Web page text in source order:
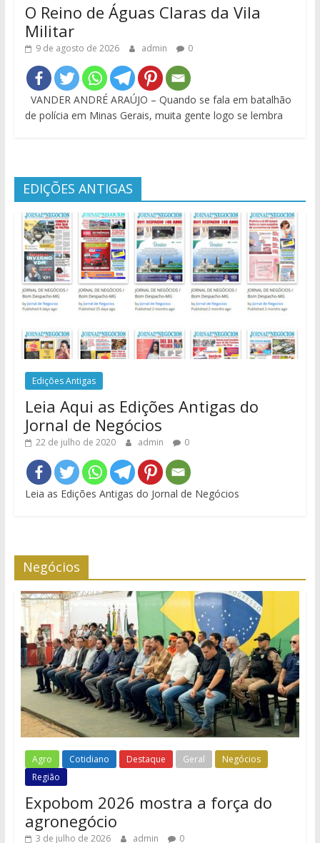
O Reino de Águas Claras da Vila
Militar
9 de agosto de 2026 admin 0
VANDER ANDRÉ ARAÚJO – Quando se fala em batalhão
de polícia em Minas Gerais, muita gente logo se lembra
EDIÇÕES ANTIGAS
Edições Antigas
Leia Aqui as Edições Antigas do
Jornal de Negócios
22 de julho de 2020 admin 0
Leia as Edições Antigas do Jornal de Negócios
Negócios
Agro Cotidiano Destaque Geral
Negócios
Região
Expobom 2026 mostra a força do
agronegócio
3 de julho de 2026 admin 0